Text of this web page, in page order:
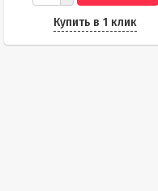
Купить в 1 клик